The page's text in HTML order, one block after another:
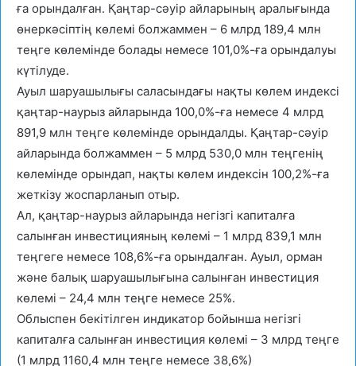
ға орындалған. Қаңтар-сәуір айларының аралығында
өнеркәсіптің көлемі болжаммен – 6 млрд 189,4 млн
теңге көлемінде болады немесе 101,0%-ға орындалуы
күтілуде.
Ауыл шаруашылығы саласындағы нақты көлем индексі
қаңтар-наурыз айларында 100,0%-ға немесе 4 млрд
891,9 млн теңге көлемінде орындалды. Қаңтар-сәуір
айларында болжаммен – 5 млрд 530,0 млн теңгенің
көлемінде орындап, нақты көлем индексін 100,2%-ға
жеткізу жоспарланып отыр.
Ал, қаңтар-наурыз айларында негізгі капиталға
салынған инвестицияның көлемі – 1 млрд 839,1 млн
теңгеге немесе 108,6%-ға орындалған. Ауыл, орман
және балық шаруашылығына салынған инвестиция
көлемі – 24,4 млн теңге немесе 25%.
Облыспен бекітілген индикатор бойынша негізгі
капиталға салынған инвестиция көлемі – 3 млрд теңге
(1 млрд 1160,4 млн теңге немесе 38,6%)